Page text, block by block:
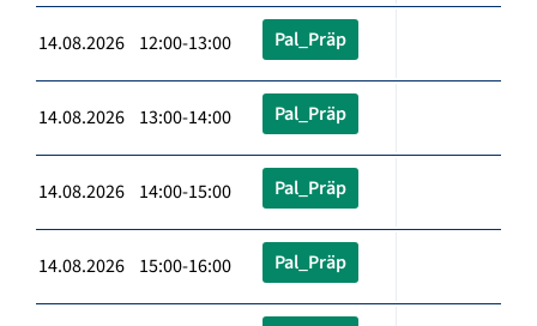
14.08.2026 12:00-13:00 Pal_Präp
14.08.2026 13:00-14:00 Pal_Präp
14.08.2026 14:00-15:00 Pal_Präp
14.08.2026 15:00-16:00 Pal_Präp